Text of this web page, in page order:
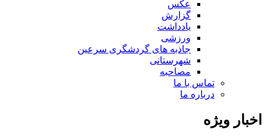
عکس
گزارش
یادداشت
ورزشی
جاذبه های گردشگری سرعین
شهرستانی
مصاحبه
تماس با ما
درباره ما
اخبار ویژه